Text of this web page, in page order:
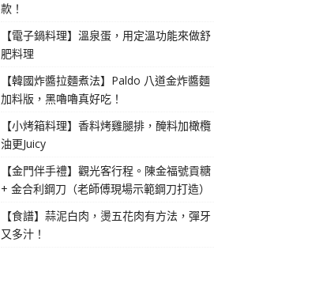
款！
【電子鍋料理】溫泉蛋，用定溫功能來做舒
肥料理
【韓國炸醬拉麵煮法】Paldo 八道金炸醬麵
加料版，黑嚕嚕真好吃！
【小烤箱料理】香料烤雞腿排，醃料加橄欖
油更Juicy
【金門伴手禮】觀光客行程。陳金福號貢糖
+ 金合利鋼刀（老師傅現場示範鋼刀打造）
【食譜】蒜泥白肉，燙五花肉有方法，彈牙
又多汁！